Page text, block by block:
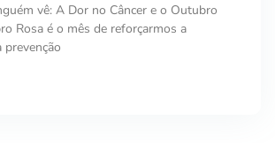
vê: A Dor no Câncer e o Outubro
Rosa é o mês de reforçarmos a
prevenção